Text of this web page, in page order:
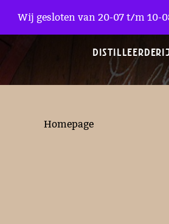
Homepage
Wij gesloten van 20-07 t/m 10-